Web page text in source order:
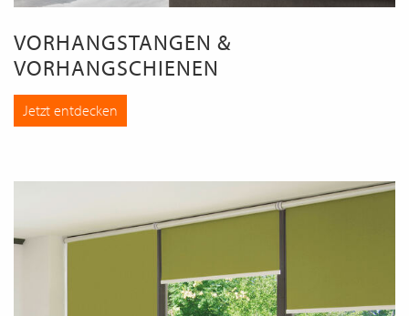
VORHANGSTANGEN &
VORHANGSCHIENEN
Jetzt entdecken